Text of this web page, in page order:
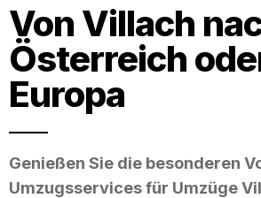
Von Villach
Österreich
Europa
Genießen Sie die besonderen
Umzugsservices für Umzüge